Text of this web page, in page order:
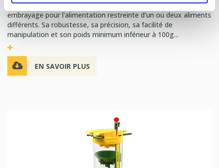
Le Six-S est un doseur central avec un système d'ouverture à
embrayage pour l'alimentation restreinte d'un ou deux aliments
différents. Sa robustesse, sa précision, sa facilité de
manipulation et son poids minimum inférieur à 100g...
EN SAVOIR PLUS